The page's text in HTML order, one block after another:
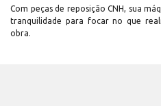
Com peças de reposição CNH, sua
tranquilidade para focar no que
obra.